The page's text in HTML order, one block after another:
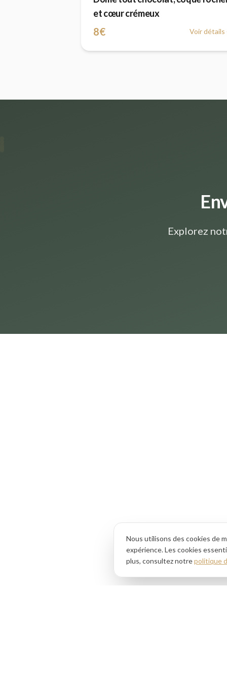
et cœur crémeux
8€ Voir
Explorez
Nous utilisons des cookies de
expérience. Les cookies
plus, consultez notrepolitique